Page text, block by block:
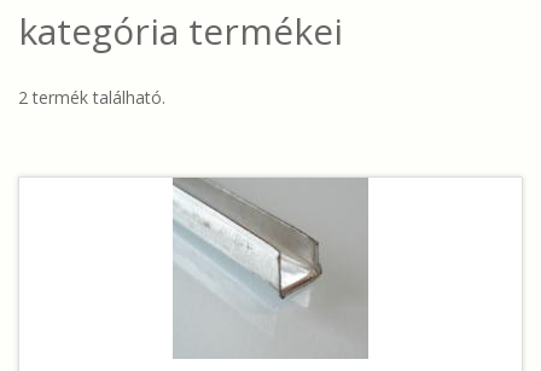
kategória termékei
2 termék található.